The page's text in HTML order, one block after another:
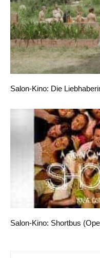
Salon-Kino: Die
Salon-Kino: Shortbus